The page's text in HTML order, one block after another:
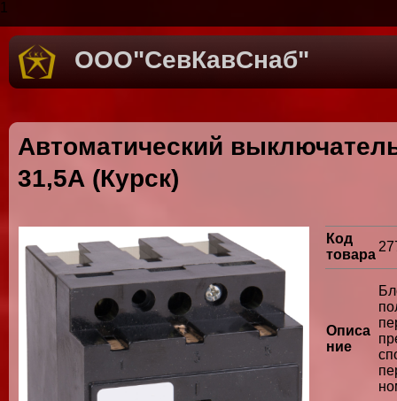
1
ООО"СевКавСнаб"
Автоматический
31,5А (Курск)
Код
товара
Описа
ние